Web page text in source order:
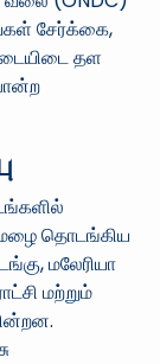
சேர்க்கை,
தள
தொடங்கிய
மலேரியா
மற்றும்